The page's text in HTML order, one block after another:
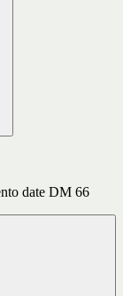
date DM 66